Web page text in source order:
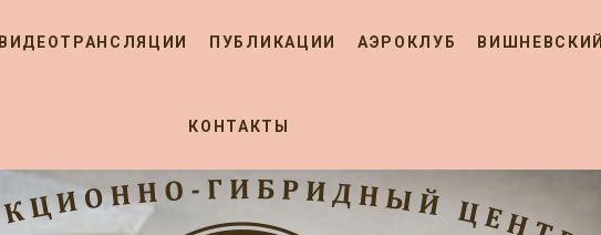
ВИДЕОТРАНСЛЯЦИИ ПУБЛИКАЦИИ АЭРОКЛУБ ВИШНЕВСКИЙ
КОНТАКТЫ